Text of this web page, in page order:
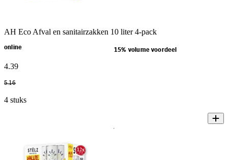
AH Eco Afval en sanitairzakken 10 liter 4-pack
online 15% volume voordeel
4.39
5.16
4 stuks